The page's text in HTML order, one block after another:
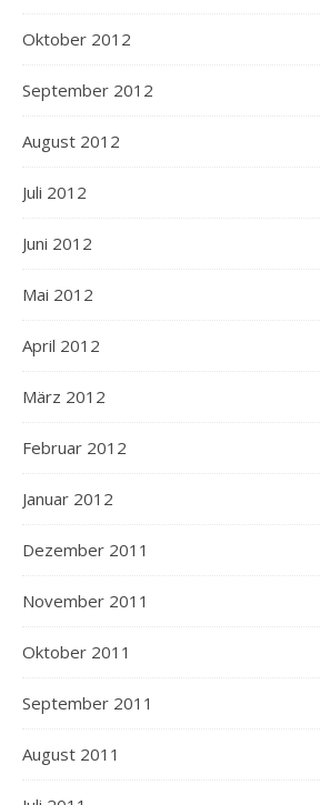
Oktober 2012
September 2012
August 2012
Juli 2012
Juni 2012
Mai 2012
April 2012
März 2012
Februar 2012
Januar 2012
Dezember 2011
November 2011
Oktober 2011
September 2011
August 2011